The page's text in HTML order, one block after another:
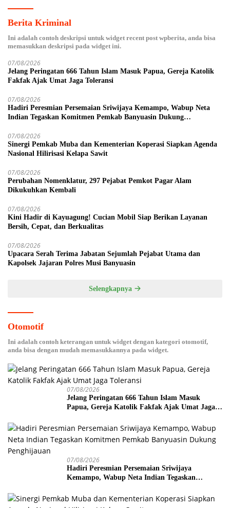
Berita Kriminal
Ini adalah contoh deskripsi untuk widget recent post wpberita, anda bisa
memasukkan deskripsi pada widget ini.
07/08/2026
Jelang Peringatan 666 Tahun Islam Masuk Papua, Gereja Katolik
Fakfak Ajak Umat Jaga Toleransi
07/08/2026
Hadiri Peresmian Persemaian Sriwijaya Kemampo, Wabup Neta
Indian Tegaskan Komitmen Pemkab Banyuasin Dukung
07/08/2026
Sinergi Pemkab Muba dan Kementerian Koperasi Siapkan Agenda
Nasional Hilirisasi Kelapa Sawit
07/08/2026
Perubahan Nomenklatur, 297 Pejabat Pemkot Pagar Alam
Dikukuhkan Kembali
07/08/2026
Kini Hadir di Kayuagung! Cucian Mobil Siap Berikan Layanan
Bersih, Cepat, dan Berkualitas
07/08/2026
Upacara Serah Terima Jabatan Sejumlah Pejabat Utama dan
Kapolsek Jajaran Polres Musi Banyuasin
Selengkapnya
Otomotif
Ini adalah contoh keterangan untuk widget dengan kategori otomotif,
anda bisa dengan mudah memasukkannya pada widget.
07/08/2026
Jelang Peringatan 666 Tahun Islam Masuk
Papua, Gereja Katolik Fakfak Ajak Umat Jaga
07/08/2026
Hadiri Peresmian Persemaian Sriwijaya
Kemampo, Wabup Neta Indian Tegaskan
Penghijauan